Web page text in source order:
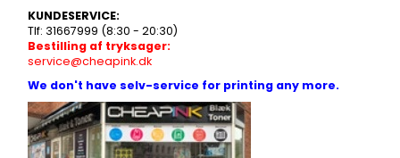
KUNDESERVICE:
Tlf: 31667999 (8:30 - 20:30)
Bestilling af tryksager:
service@cheapink.dk
We don't have selv-service for printing any more.